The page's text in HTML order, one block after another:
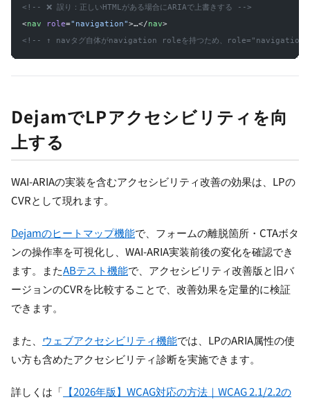
<!-- ❌ 誤り：正しいHTMLがある場合にARIAで上書きする -->
<nav role="navigation">…</nav>
<!-- ↑ navタグ自体がnavigation roleを持つため、role="navigation"
DejamでLPアクセシビリティを向
上する
WAI-ARIAの実装を含むアクセシビリティ改善の効果は、LPの
CVRとして現れます。
Dejamのヒートマップ機能で、フォームの離脱箇所・CTAボタ
ンの操作率を可視化し、WAI-ARIA実装前後の変化を確認でき
ます。またABテスト機能で、アクセシビリティ改善版と旧バ
ージョンのCVRを比較することで、改善効果を定量的に検証
できます。
また、 ウェブアクセシビリティ機能では、LPのARIA属性の使
い方も含めたアクセシビリティ診断を実施できます。
詳しくは「 【2026年版】WCAG対応の方法｜WCAG 2.1/2.2の